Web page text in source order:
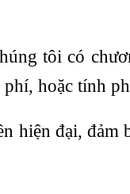
tôi có
hoặc tính
hiện đại, đảm